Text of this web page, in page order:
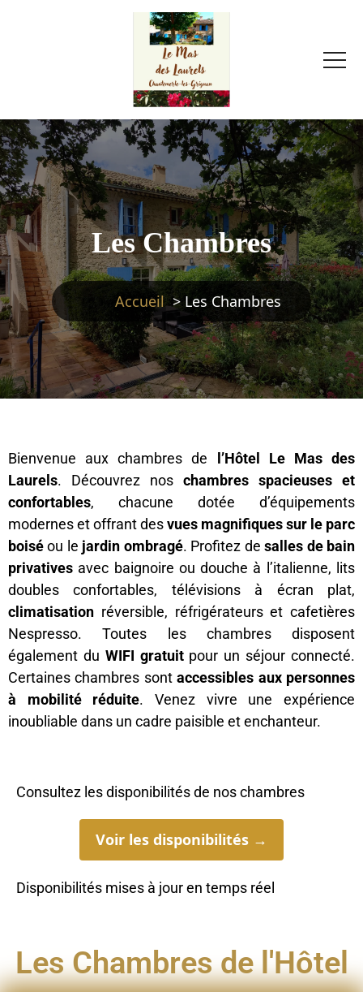
Les Chambres
Accueil> Les Chambres
Bienvenue aux chambres de
l’Hôtel Le Mas des
Laurels. Découvrez nos chambres spacieuses et
confortables, chacune dotée d’équipements
modernes et offrant desvues magnifiques sur le parc
boiséou le jardin ombragé. Profitez desalles de bain
privatives avec baignoire ou douche à l’italienne, lits
doubles confortables, télévisions à écran plat,
climatisation réversible, réfrigérateurs et cafetières
Nespresso. Toutes les chambres disposent
également du WIFI gratuitpour un séjour connecté.
Certaines chambres sontaccessibles aux personnes
à mobilité réduite. Venez vivre une expérience
inoubliable dans un cadre paisible et enchanteur.
Consultez les disponibilités de nos chambres
Voir les disponibilités →
Disponibilités mises à jour en temps réel
Les Chambres de l'Hôtel